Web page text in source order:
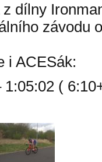
dílny
závodu
i ACESák:
(